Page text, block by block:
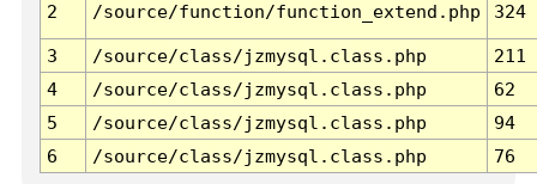
2 /source/function/function_extend.php 324
3 /source/class/jzmysql.class.php
211
4
/source/class/jzmysql.class.php
62
5
/source/class/jzmysql.class.php
94
6
/source/class/jzmysql.class.php 76